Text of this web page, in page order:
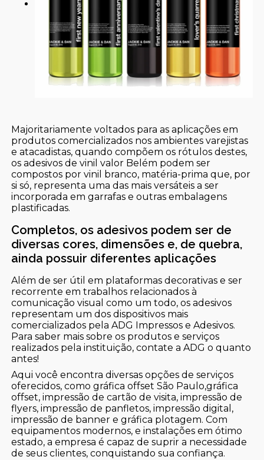
Majoritariamente voltados para as aplicações em
produtos comercializados nos ambientes varejistas
e atacadistas, quando compõem os rótulos destes,
os adesivos de vinil valor Belém podem ser
compostos por vinil branco, matéria-prima que, por
si só, representa uma das mais versáteis a ser
incorporada em garrafas e outras embalagens
plastificadas.
Completos, os adesivos podem ser de
diversas cores, dimensões e, de quebra,
ainda possuir diferentes aplicações
Além de ser útil em plataformas decorativas e ser
recorrente em trabalhos relacionados à
comunicação visual como um todo, os adesivos
representam um dos dispositivos mais
comercializados pela ADG Impressos e Adesivos.
Para saber mais sobre os produtos e serviços
realizados pela instituição, contate a ADG o quanto
antes!
Aqui você encontra diversas opções de serviços
oferecidos, como gráfica offset São Paulo,gráfica
offset, impressão de cartão de visita, impressão de
flyers, impressão de panfletos, impressão digital,
impressão de banner e gráfica plotagem. Com
equipamentos modernos, e instalações em ótimo
estado, a empresa é capaz de suprir a necessidade
de seus clientes, conquistando sua confiança.